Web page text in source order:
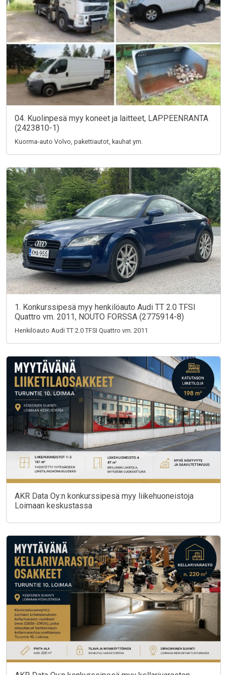
04. Kuolinpesä myy koneet ja laitteet, LAPPEENRANTA
(2423810-1)
Kuorma-auto Volvo, pakettiautot, kauhat ym.
1. Konkurssipesä myy henkilöauto Audi TT 2.0 TFSI
Quattro vm. 2011, NOUTO FORSSA (2775914-8)
Henkilöauto Audi TT 2.0 TFSI Quattro vm. 2011
AKR Data Oy:n konkurssipesä myy liikehuoneistoja
Loimaan keskustassa